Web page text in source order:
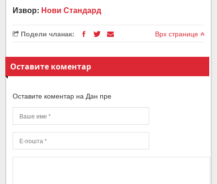
Извор: Нови Стандард
Подели чланак: Врх странице
Оставите коментар
Оставите коментар на Дан пре